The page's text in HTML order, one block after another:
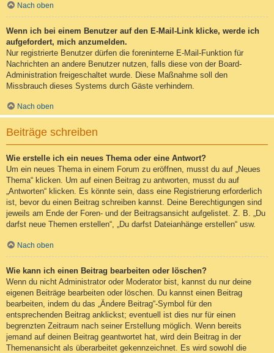
Nach oben
Wenn ich bei einem Benutzer auf den E-Mail-Link klicke, werde ich
aufgefordert, mich anzumelden.
Nur registrierte Benutzer dürfen die foreninterne E-Mail-Funktion für
Nachrichten an andere Benutzer nutzen, falls diese von der Board-
Administration freigeschaltet wurde. Diese Maßnahme soll den
Missbrauch dieses Systems durch Gäste verhindern.
Nach oben
Beiträge schreiben
Wie erstelle ich ein neues Thema oder eine Antwort?
Um ein neues Thema in einem Forum zu eröffnen, musst du auf „Neues
Thema“ klicken. Um auf einen Beitrag zu antworten, musst du auf
„Antworten“ klicken. Es könnte sein, dass eine Registrierung erforderlich
ist, bevor du einen Beitrag schreiben kannst. Deine Berechtigungen sind
jeweils am Ende der Foren- und der Beitragsansicht aufgelistet. Z. B. „Du
darfst neue Themen erstellen“, „Du darfst Dateianhänge erstellen“ usw.
Nach oben
Wie kann ich einen Beitrag bearbeiten oder löschen?
Wenn du nicht Administrator oder Moderator bist, kannst du nur deine
eigenen Beiträge bearbeiten oder löschen. Du kannst einen Beitrag
bearbeiten, indem du das „Ändere Beitrag“-Symbol für den
entsprechenden Beitrag anklickst; eventuell ist dies nur für einen
begrenzten Zeitraum nach seiner Erstellung möglich. Wenn bereits
jemand auf deinen Beitrag geantwortet hat, wird dein Beitrag in der
Themenansicht als überarbeitet gekennzeichnet. Es wird sowohl die